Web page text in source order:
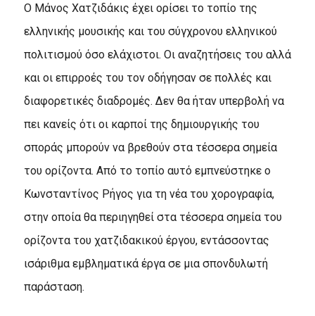
Ο Μάνος Χατζιδάκις έχει ορίσει το τοπίο της
ελληνικής μουσικής και του σύγχρονου ελληνικού
πολιτισμού όσο ελάχιστοι. Οι αναζητήσεις του αλλά
και οι επιρροές του τον οδήγησαν σε πολλές και
διαφορετικές διαδρομές. Δεν θα ήταν υπερβολή να
πει κανείς ότι οι καρποί της δημιουργικής του
σποράς μπορούν να βρεθούν στα τέσσερα σημεία
του ορίζοντα. Από το τοπίο αυτό εμπνεύστηκε ο
Κωνσταντίνος Ρήγος για τη νέα του χορογραφία,
στην οποία θα περιηγηθεί στα τέσσερα σημεία του
ορίζοντα του χατζιδακικού έργου, εντάσσοντας
ισάριθμα εμβληματικά έργα σε μια σπονδυλωτή
παράσταση.